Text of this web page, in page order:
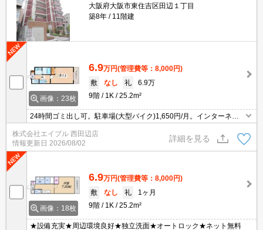
大阪府大阪市東住吉区田辺１丁目
築8年
11階建
画像：23枚
6.9万円(管理費等：8,000円)
敷
なし 礼
6.9万
9階
1K 25.2m²
24時間ゴミ出し可。駐車場(大型バイク)1,650円/月。インターネッ
ト無料。2口ガスコンロ付。宅配ボックスあり。1年未満の解約時、
違約金2ヶ月分発生。
株式会社エイブル 西田辺店
情報更新日 2026/08/02
詳細を見る
画像：18枚
6.9万円(管理費等：8,000円)
敷
なし 礼
1ヶ月
9階
1K 25.2m²
★設備充実★周辺環境良好★独立洗面★オートロック★ネット無料